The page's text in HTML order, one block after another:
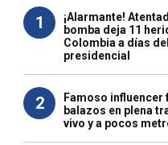
1
¡Alarmante!
bomba deja 11
Colombia a días
presidencial
2
Famoso influencer
balazos en plena
vivo y a pocos